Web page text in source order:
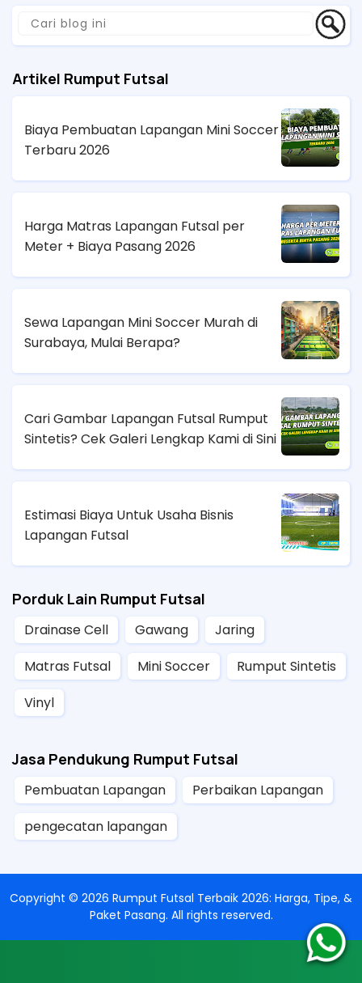
Artikel Rumput Futsal
Biaya Pembuatan Lapangan Mini Soccer
Terbaru 2026
Harga Matras Lapangan Futsal per
Meter + Biaya Pasang 2026
Sewa Lapangan Mini Soccer Murah di
Surabaya, Mulai Berapa?
Cari Gambar Lapangan Futsal Rumput
Sintetis? Cek Galeri Lengkap Kami di Sini
Estimasi Biaya Untuk Usaha Bisnis
Lapangan Futsal
Porduk Lain Rumput Futsal
Drainase Cell Gawang
Jaring
Matras Futsal
Mini Soccer
Rumput Sintetis
Vinyl
Jasa Pendukung Rumput Futsal
Pembuatan Lapangan
Perbaikan Lapangan
pengecatan lapangan
Copyright © 2026 Rumput Futsal Terbaik 2026: Harga, Tipe, &
Paket Pasang. All rights reserved.